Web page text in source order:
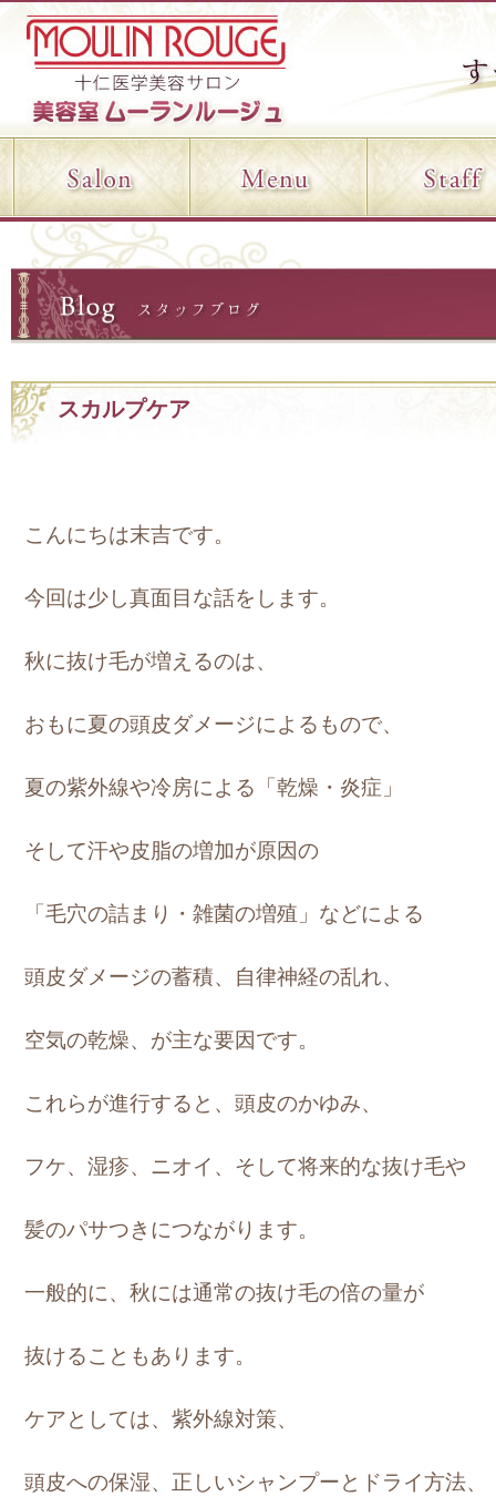
スカルプケア
こんにちは末吉です。
今回は少し真面目な話をします。
秋に抜け毛が増えるのは、
おもに夏の頭皮ダメージによるもので、
夏の紫外線や冷房による「乾燥・炎症」
そして汗や皮脂の増加が原因の
「毛穴の詰まり・雑菌の増殖」などによる
頭皮ダメージの蓄積、自律神経の乱れ、
空気の乾燥、が主な要因です。
これらが進行すると、頭皮のかゆみ、
フケ、湿疹、ニオイ、そして将来的な抜け毛や
髪のパサつきにつながります。
一般的に、 秋には通常の抜け毛の倍の量が
抜けることもあります。
ケアとしては、紫外線対策、
頭皮への保湿、正しいシャンプーとドライ方法、